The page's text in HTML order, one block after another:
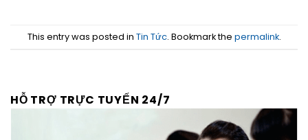
This entry was posted in Tin Tức. Bookmark the permalink.
HỖ TRỢ TRỰC TUYẾN 24/7